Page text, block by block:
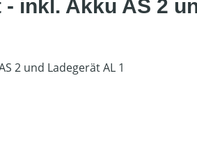
inkl. Akku AS 2